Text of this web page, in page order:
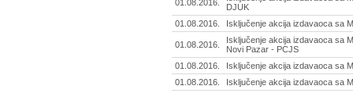
01.08.2016.
DJUK
01.08.2016.
Isključenje akcija izdavaoca sa
01.08.2016.
Isključenje akcija izdavaoca sa
Novi Pazar - PCJS
01.08.2016.
Isključenje akcija izdavaoca sa
01.08.2016.
Isključenje akcija izdavaoca sa